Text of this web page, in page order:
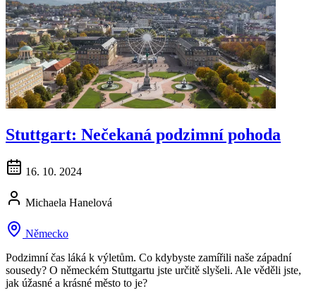
Stuttgart: Nečekaná podzimní pohoda
16. 10. 2024
Michaela Hanelová
Německo
Podzimní čas láká k výletům. Co kdybyste zamířili naše západní
sousedy? O německém Stuttgartu jste určitě slyšeli. Ale věděli jste,
jak úžasné a krásné město to je?